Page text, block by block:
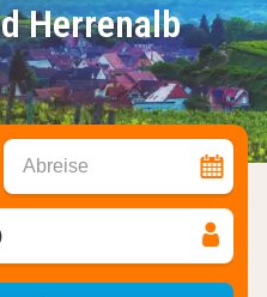
Herrenalb
Abreise